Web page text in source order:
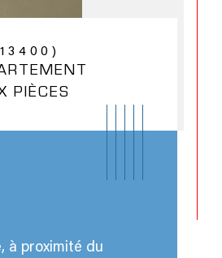
PIÈCES
à proximité du